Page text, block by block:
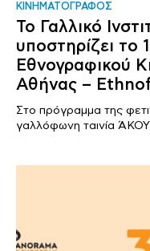
ΚΙΝΗΜΑΤΟΓΡΑΦΟΣ
Το Γαλλικό
υποστηρίζει το
Εθνογραφικού
Αθήνας –
Στο πρόγραμμα της
γαλλόφωνη ταινία